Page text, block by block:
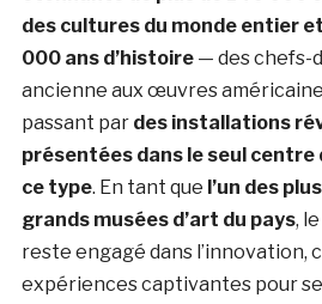
des cultures du monde entier
000 ans d’histoire— des chefs-
ancienne aux œuvres
passant par des installations
présentées dans le seul centre
ce type. En tant que l’un des
grands musées d’art du pays,
reste engagé dans l’innovation,
expériences captivantes pour